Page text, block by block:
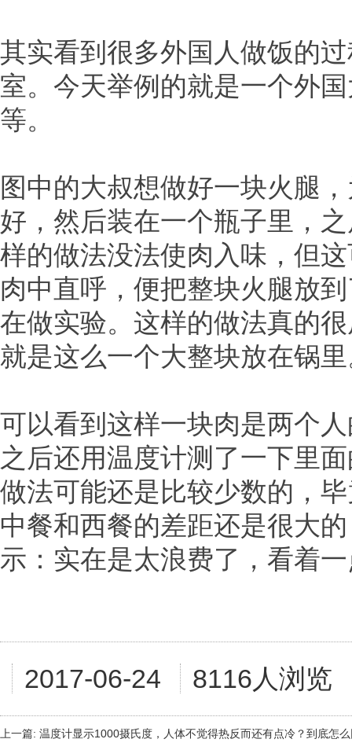
其实看到很多外国人做饭的
室。今天举例的就是一个外
等。
图中的大叔想做好一块火腿
好，然后装在一个瓶子里，
样的做法没法使肉入味，但
肉中直呼，便把整块火腿放
在做实验。这样的做法真的
就是这么一个大整块放在锅
可以看到这样一块肉是两个
之后还用温度计测了一下里
做法可能还是比较少数的，
中餐和西餐的差距还是很大
示：实在是太浪费了，看着
2017-06-24 8116人浏览
上一篇: 温度计显示1000摄氏度，人体不觉得热反而还有点冷？到底怎